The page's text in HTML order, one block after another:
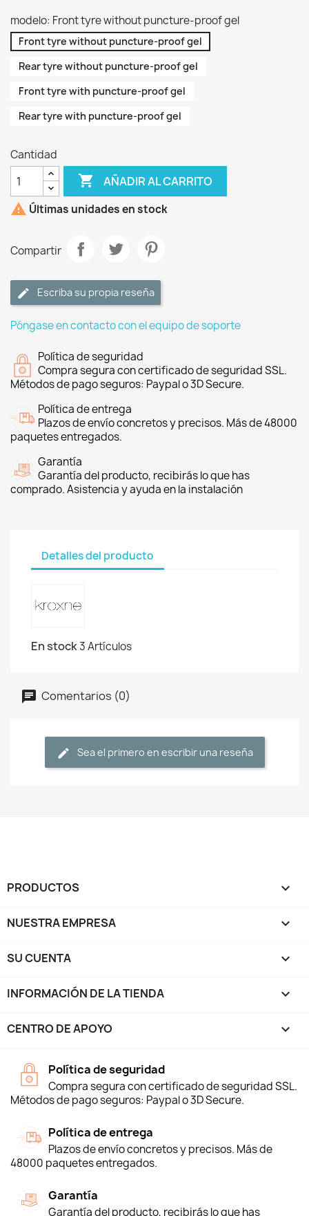
modelo: Front tyre without puncture-proof gel
Front tyre without puncture-proof gel
Rear tyre without puncture-proof gel
Front tyre with puncture-proof gel
Rear tyre with puncture-proof gel
Cantidad
 AÑADIR AL CARRITO
 Últimas unidades en stock
Compartir
Escriba su propia reseña
Póngase en contacto con el equipo de soporte
Política de seguridad
Compra segura con certificado de seguridad SSL.
Métodos de pago seguros: Paypal o 3D Secure.
Política de entrega
Plazos de envío concretos y precisos. Más de 48000
paquetes entregados.
Garantía
Garantía del producto, recibirás lo que has
comprado. Asistencia y ayuda en la instalación
Detalles del producto
En stock3 Artículos
Comentarios (0)
Sea el primero en escribir una reseña
PRODUCTOS 
NUESTRA EMPRESA 
SU CUENTA 
INFORMACIÓN DE LA TIENDA keyboard_arrow_down
CENTRO DE APOYO 
Política de seguridad
Compra segura con certificado de seguridad SSL.
Métodos de pago seguros: Paypal o 3D Secure.
Política de entrega
Plazos de envío concretos y precisos. Más de
48000 paquetes entregados.
Garantía
Garantía del producto, recibirás lo que has